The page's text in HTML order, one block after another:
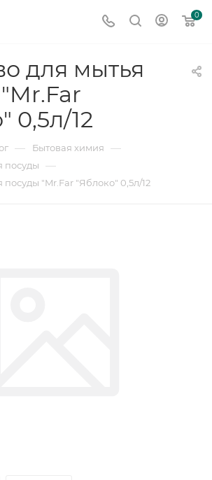
0
для мытья
0,5л/12
— Бытовая химия —
посуды —
посуды "Mr.Far "Яблоко" 0,5л/12